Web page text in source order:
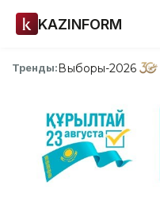
KAZINFORM
Тренды:Выборы-2026